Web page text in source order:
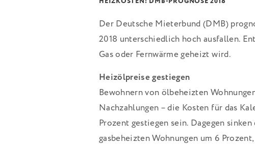
Der Deutsche Mieterbund (DMB)
2018 unterschiedlich hoch ausfallen.
Gas oder Fernwärme geheizt wird.
Heizölpreise gestiegen
Bewohnern von ölbeheizten
Nachzahlungen – die Kosten für das
Prozent gestiegen sein. Dagegen
gasbeheizten Wohnungen um 6